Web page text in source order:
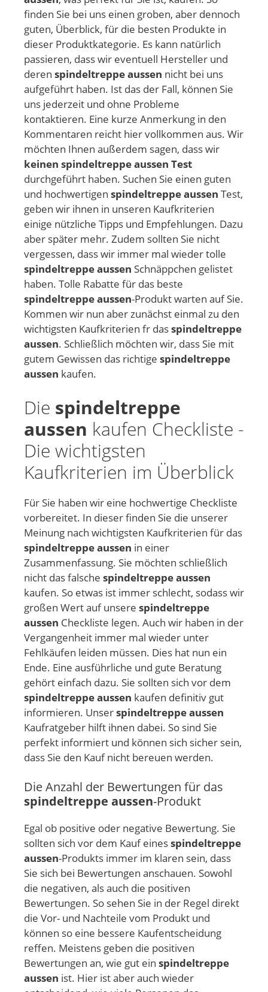
finden Sie bei uns einen groben, aber dennoch
guten, Überblick, für die besten Produkte in
dieser Produktkategorie. Es kann natürlich
passieren, dass wir eventuell Hersteller und
deren spindeltreppe aussen nicht bei uns
aufgeführt haben. Ist das der Fall, können Sie
uns jederzeit und ohne Probleme
kontaktieren. Eine kurze Anmerkung in den
Kommentaren reicht hier vollkommen aus. Wir
möchten Ihnen außerdem sagen, dass wir
keinen spindeltreppe aussen Test
durchgeführt haben. Suchen Sie einen guten
und hochwertigen spindeltreppe aussen Test,
geben wir ihnen in unseren Kaufkriterien
einige nützliche Tipps und Empfehlungen. Dazu
aber später mehr. Zudem sollten Sie nicht
vergessen, dass wir immer mal wieder tolle
spindeltreppe aussen Schnäppchen gelistet
haben. Tolle Rabatte für das beste
spindeltreppe aussen-Produkt warten auf Sie.
Kommen wir nun aber zunächst einmal zu den
wichtigsten Kaufkriterien fr dasspindeltreppe
aussen. Schließlich möchten wir, dass Sie mit
gutem Gewissen das richtige spindeltreppe
aussen kaufen.
Die spindeltreppe
aussen kaufen Checkliste -
Die wichtigsten
Kaufkriterien im Überblick
Für Sie haben wir eine hochwertige Checkliste
vorbereitet. In dieser finden Sie die unserer
Meinung nach wichtigsten Kaufkriterien für das
spindeltreppe aussen in einer
Zusammenfassung. Sie möchten schließlich
nicht das falsche spindeltreppe aussen
kaufen. So etwas ist immer schlecht, sodass wir
großen Wert auf unsere spindeltreppe
aussen Checkliste legen. Auch wir haben in der
Vergangenheit immer mal wieder unter
Fehlkäufen leiden müssen. Dies hat nun ein
Ende. Eine ausführliche und gute Beratung
gehört einfach dazu. Sie sollten sich vor dem
spindeltreppe aussen kaufen definitiv gut
informieren. Unserspindeltreppe aussen
Kaufratgeber hilft ihnen dabei. So sind Sie
perfekt informiert und können sich sicher sein,
dass Sie den Kauf nicht bereuen werden.
Die Anzahl der Bewertungen für das
spindeltreppe aussen-Produkt
Egal ob positive oder negative Bewertung. Sie
sollten sich vor dem Kauf einesspindeltreppe
aussen-Produkts immer im klaren sein, dass
Sie sich bei Bewertungen anschauen. Sowohl
die negativen, als auch die positiven
Bewertungen. So sehen Sie in der Regel direkt
die Vor- und Nachteile vom Produkt und
können so eine bessere Kaufentscheidung
reffen. Meistens geben die positiven
Bewertungen an, wie gut ein spindeltreppe
aussen ist. Hier ist aber auch wieder